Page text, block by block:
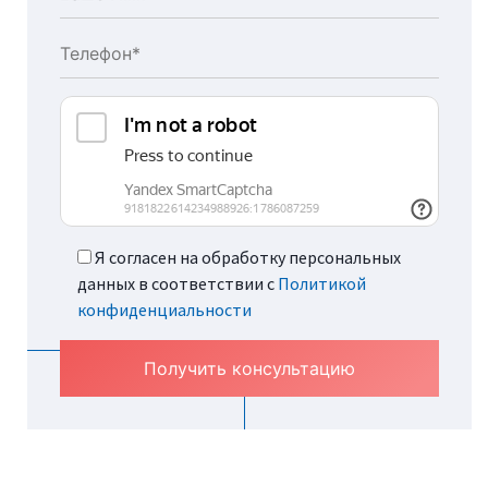
Я согласен на обработку персональных
данных в соответствии с Политикой
конфиденциальности